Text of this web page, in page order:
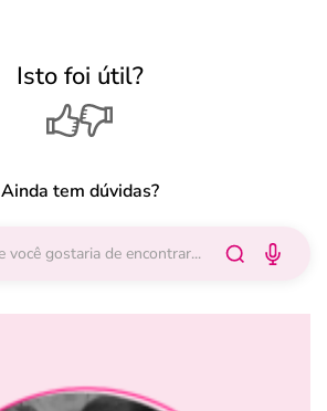
Isto foi útil?
Ainda tem dúvidas?